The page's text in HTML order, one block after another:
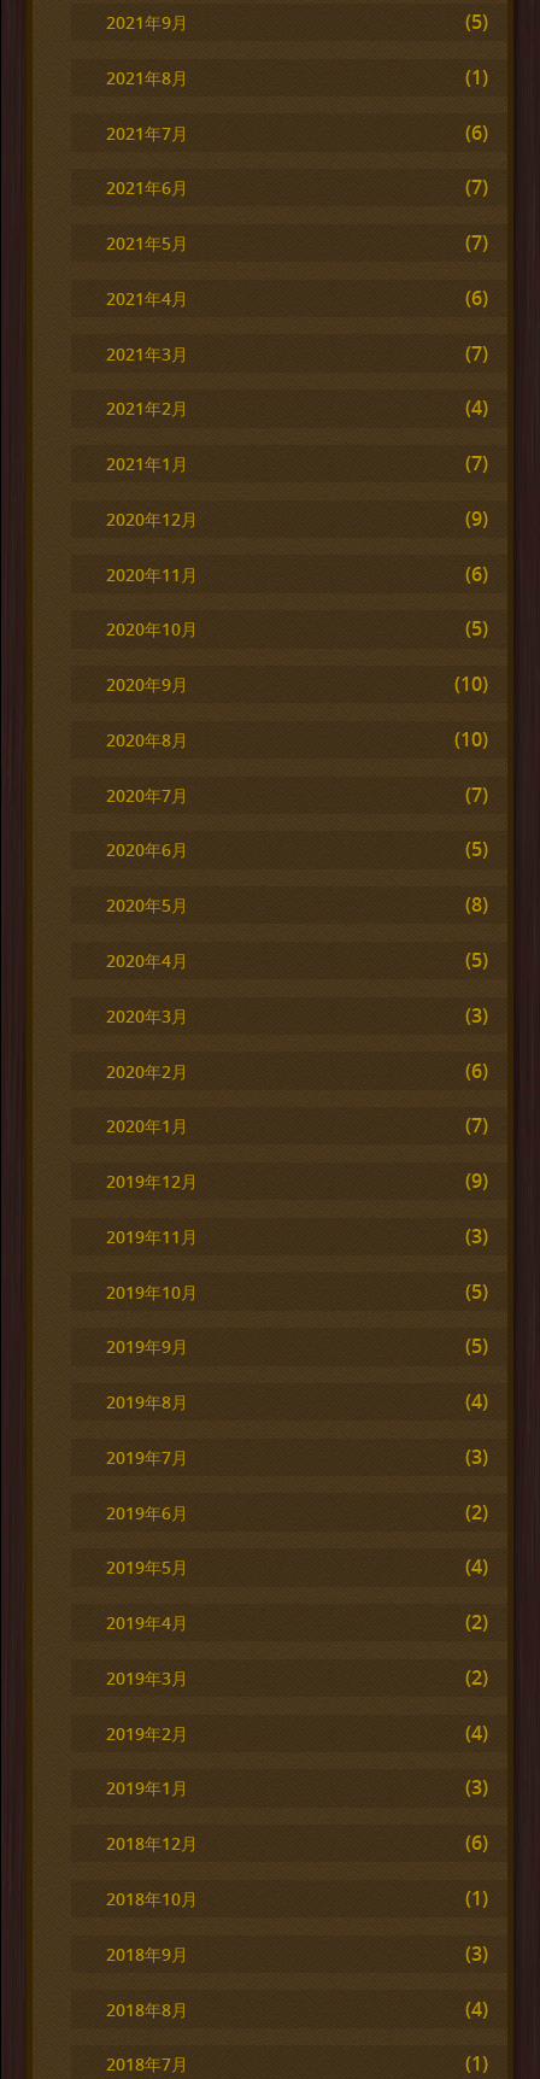
2021年9月 (5)
2021年8月 (1)
2021年7月 (6)
2021年6月 (7)
2021年5月 (7)
2021年4月 (6)
2021年3月 (7)
2021年2月 (4)
2021年1月 (7)
2020年12月 (9)
2020年11月 (6)
2020年10月 (5)
2020年9月 (10)
2020年8月 (10)
2020年7月 (7)
2020年6月 (5)
2020年5月 (8)
2020年4月 (5)
2020年3月 (3)
2020年2月 (6)
2020年1月 (7)
2019年12月 (9)
2019年11月 (3)
2019年10月 (5)
2019年9月 (5)
2019年8月 (4)
2019年7月 (3)
2019年6月 (2)
2019年5月 (4)
2019年4月 (2)
2019年3月 (2)
2019年2月 (4)
2019年1月 (3)
2018年12月 (6)
2018年10月 (1)
2018年9月 (3)
2018年8月 (4)
2018年7月 (1)